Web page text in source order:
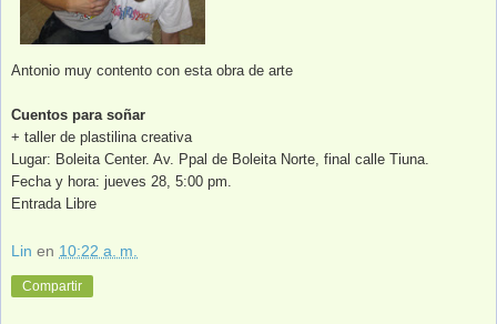
Antonio muy contento con esta obra de arte
Cuentos para soñar
+ taller de plastilina creativa
Lugar: Boleita Center. Av. Ppal de Boleita Norte, final calle Tiuna.
Fecha y hora: jueves 28, 5:00 pm.
Entrada Libre
Lin en 10:22 a. m.
Compartir